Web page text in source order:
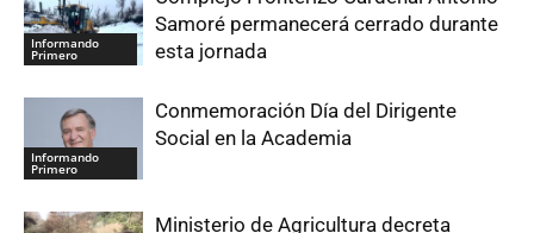
Informando
Primero
Samoré permanecerá cerrado durante
esta jornada
Informando
Primero
Conmemoración Día del Dirigente
Social en la Academia
Ministerio de Agricultura decreta